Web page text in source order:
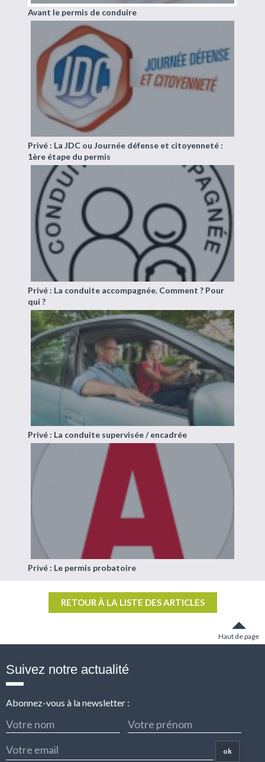
Avant le permis de conduire
Privé : La JDC ou Journée défense et citoyenneté :
1ère étape du permis
Privé : La conduite accompagnée. Comment ? Pour
qui ?
Privé : La conduite supervisée / encadrée
Privé : Le permis probatoire
RETOUR À LA LISTE DES ARTICLES
Haut de page
Suivez notre actualité
Abonnez-vous à la newsletter :
ok